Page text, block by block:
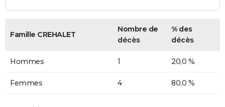
Famille CREHALET
Nombre de
décès
% des
décès
Hommes 1 20,0 %
Femmes 4 80,0 %